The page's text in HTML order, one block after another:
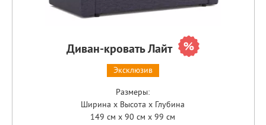
Диван-кровать Лайт
Эксклюзив
Размеры:
Ширина x Высота x Глубина
149 см x 90 см x 99 см